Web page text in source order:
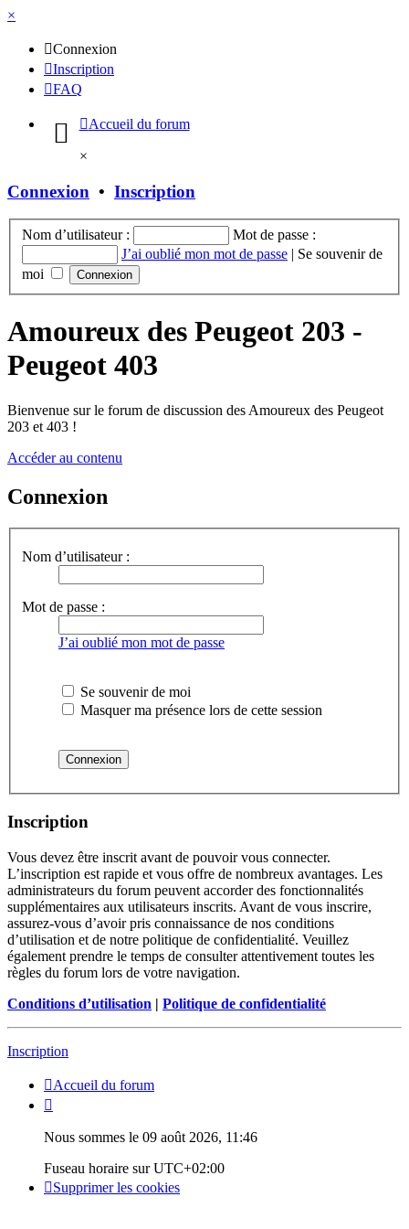
×
Connexion
Inscription
FAQ
Accueil du forum
×
Connexion • Inscription
Nom d’utilisateur :
Mot de passe :
J’ai oublié mon mot de passe | Se souvenir de
moi
Amoureux des Peugeot 203 -
Peugeot 403
Bienvenue sur le forum de discussion des Amoureux des Peugeot
203 et 403 !
Accéder au contenu
Connexion
Nom d’utilisateur :
Mot de passe :
J’ai oublié mon mot de passe
Se souvenir de moi
Masquer ma présence lors de cette session
Inscription
Vous devez être inscrit avant de pouvoir vous connecter.
L’inscription est rapide et vous offre de nombreux avantages. Les
administrateurs du forum peuvent accorder des fonctionnalités
supplémentaires aux utilisateurs inscrits. Avant de vous inscrire,
assurez-vous d’avoir pris connaissance de nos conditions
d’utilisation et de notre politique de confidentialité. Veuillez
également prendre le temps de consulter attentivement toutes les
règles du forum lors de votre navigation.
Conditions d’utilisation | Politique de confidentialité
Inscription
Accueil du forum
Nous sommes le 09 août 2026, 11:46
Fuseau horaire surUTC+02:00
Supprimer les cookies